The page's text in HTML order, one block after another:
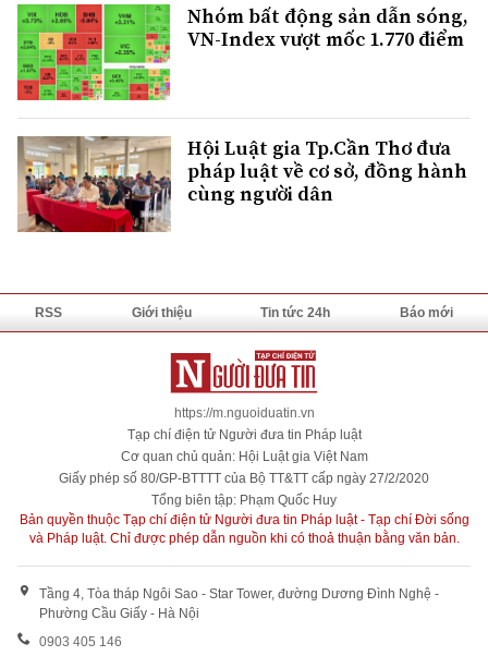
Nhóm bất động sản dẫn sóng,
VN-Index vượt mốc 1.770 điểm
Hội Luật gia Tp.Cần Thơ đưa
pháp luật về cơ sở, đồng hành
cùng người dân
RSS Giới thiệu Tin tức 24h Báo mới
https://m.nguoiduatin.vn
Tạp chí điện tử Người đưa tin Pháp luật
Cơ quan chủ quản: Hội Luật gia Việt Nam
Giấy phép số 80/GP-BTTTT của Bộ TT&TT cấp ngày 27/2/2020
Tổng biên tập: Phạm Quốc Huy
Bản quyền thuộc Tạp chí điện tử Người đưa tin Pháp luật - Tạp chí Đời sống
và Pháp luật. Chỉ được phép dẫn nguồn khi có thoả thuận bằng văn bản.
Tầng 4, Tòa tháp Ngôi Sao - Star Tower, đường Dương Đình Nghệ -
Phường Cầu Giấy - Hà Nội
0903 405 146